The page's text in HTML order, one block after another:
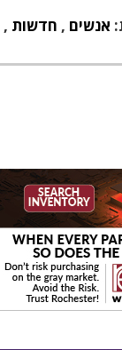
אנשים , חדשות ,